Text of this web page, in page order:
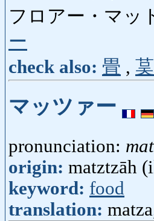
フロアー・マッ
ー
check also: 畳 ,
マッツァー
pronunciation:
origin: matztzāh
keyword: food
translation: